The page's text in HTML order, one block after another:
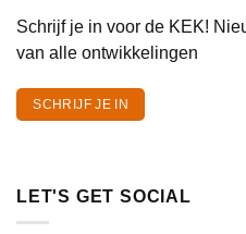
Schrijf je in voor de KEK!
van alle ontwikkelingen
SCHRIJF JE IN
LET'S GET SOCIAL